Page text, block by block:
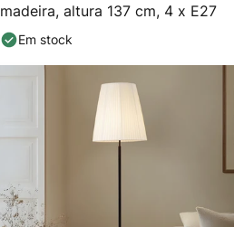
madeira, altura 137 cm, 4 x E27
Em stock